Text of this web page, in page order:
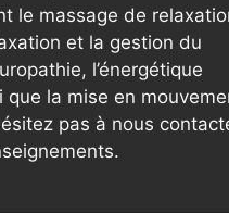
le massage de
et la gestion du
l’énergétique
que la mise en
pas à nous